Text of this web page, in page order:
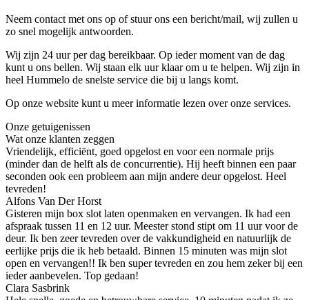
Neem contact met ons op of stuur ons een bericht/mail, wij zullen u
zo snel mogelijk antwoorden.
Wij zijn 24 uur per dag bereikbaar. Op ieder moment van de dag
kunt u ons bellen. Wij staan elk uur klaar om u te helpen. Wij zijn in
heel Hummelo de snelste service die bij u langs komt.
Op onze website kunt u meer informatie lezen over onze services.
Onze getuigenissen
Wat onze klanten zeggen
Vriendelijk, efficiënt, goed opgelost en voor een normale prijs
(minder dan de helft als de concurrentie). Hij heeft binnen een paar
seconden ook een probleem aan mijn andere deur opgelost. Heel
tevreden!
Alfons Van Der Horst
Gisteren mijn box slot laten openmaken en vervangen. Ik had een
afspraak tussen 11 en 12 uur. Meester stond stipt om 11 uur voor de
deur. Ik ben zeer tevreden over de vakkundigheid en natuurlijk de
eerlijke prijs die ik heb betaald. Binnen 15 minuten was mijn slot
open en vervangen!! Ik ben super tevreden en zou hem zeker bij een
ieder aanbevelen. Top gedaan!
Clara Sasbrink